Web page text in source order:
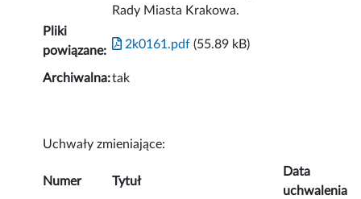
Rady Miasta Krakowa.
Pliki
powiązane:
2k0161.pdf (55.89 kB)
Archiwalna:tak
Uchwały zmieniające:
Numer Tytuł
Data
uchwalenia